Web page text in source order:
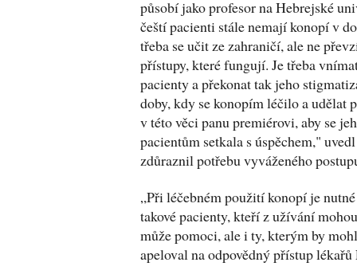
působí jako profesor na Hebrejské
čeští pacienti stále nemají konopí v
třeba se učit ze zahraničí, ale ne
přístupy, které fungují. Je třeba
pacienty a překonat tak jeho
doby, kdy se konopím léčilo a udělat
v této věci panu premiérovi, aby se
pacientům setkala s úspěchem,"
zdůraznil potřebu vyváženého
„Při léčebném použití konopí je
takové pacienty, kteří z užívání
může pomoci, ale i ty, kterým by
apeloval na odpovědný přístup